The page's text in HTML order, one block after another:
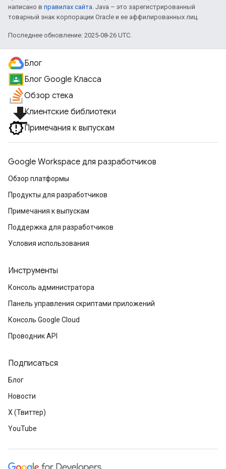
написано в правилах сайта. Java – это зарегистрированный
товарный знак корпорации Oracle и ее аффилированных лиц.
Последнее обновление: 2025-08-26 UTC.
Блог
Блог Google Класса
Обзор стека
file_downloadКлиентские библиотеки
Примечания к выпускам
Google Workspace для разработчиков
Обзор платформы
Продукты для разработчиков
Примечания к выпускам
Поддержка для разработчиков
Условия использования
Инструменты
Консоль администратора
Панель управления скриптами приложений
Консоль Google Cloud
Проводник API
Подписаться
Блог
Новости
X (Твиттер)
YouTube